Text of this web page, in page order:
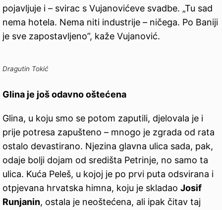
pojavljuje i – svirac s Vujanovićeve svadbe. „Tu sad
nema hotela. Nema niti industrije – ničega. Po Baniji
je sve zapostavljeno”, kaže Vujanović.
Dragutin Tokić
Glina je još odavno oštećena
Glina, u koju smo se potom zaputili, djelovala je i
prije potresa zapušteno – mnogo je zgrada od rata
ostalo devastirano. Njezina glavna ulica sada, pak,
odaje bolji dojam od središta Petrinje, no samo ta
ulica. Kuća Peleš, u kojoj je po prvi puta odsvirana i
otpjevana hrvatska himna, koju je skladao Josif
Runjanin, ostala je neoštećena, ali ipak čitav taj